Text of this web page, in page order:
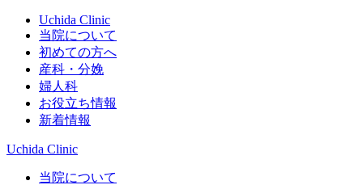
Uchida Clinic
当院について
初めての方へ
産科・分娩
婦人科
お役立ち情報
新着情報
Uchida Clinic
当院について